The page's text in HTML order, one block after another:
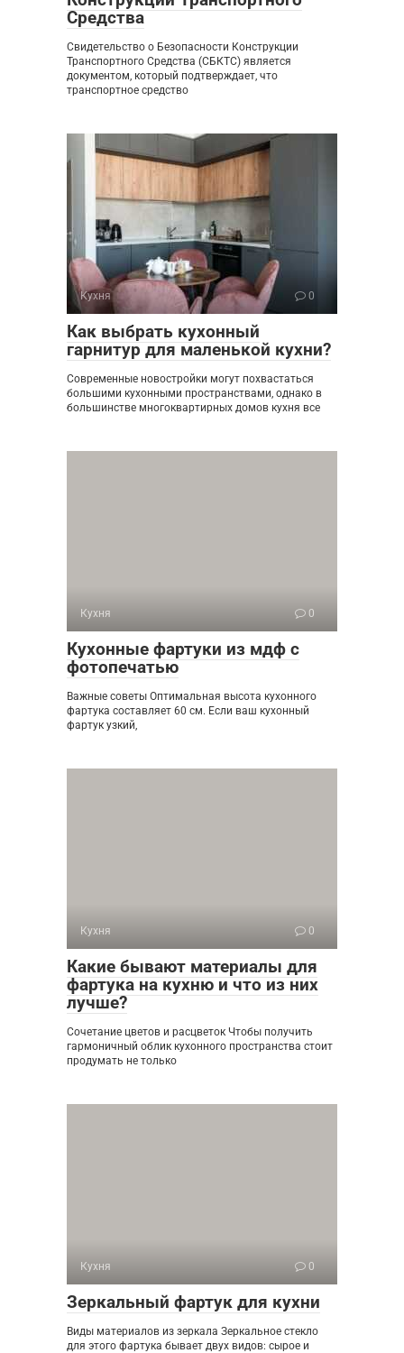
Средства
Свидетельство о Безопасности Конструкции
Транспортного Средства (СБКТС) является
документом, который подтверждает, что
транспортное средство
Кухня 0
Как выбрать кухонный
гарнитур для маленькой кухни?
Современные новостройки могут похвастаться
большими кухонными пространствами, однако в
большинстве многоквартирных домов кухня все
Кухня 0
Кухонные фартуки из мдф с
фотопечатью
Важные советы Оптимальная высота кухонного
фартука составляет 60 см. Если ваш кухонный
фартук узкий,
Кухня 0
Какие бывают материалы для
фартука на кухню и что из них
лучше?
Сочетание цветов и расцветок Чтобы получить
гармоничный облик кухонного пространства стоит
продумать не только
Кухня 0
Зеркальный фартук для кухни
Виды материалов из зеркала Зеркальное стекло
для этого фартука бывает двух видов: сырое и